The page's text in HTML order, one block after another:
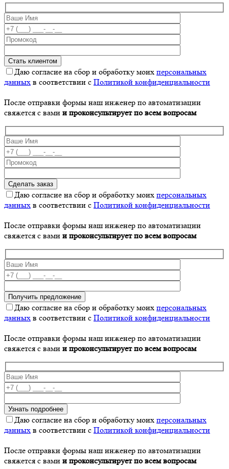
Даю согласие на сбор и обработку моих персональных
данных в соответствии с Политикой конфиденциальности
После отправки формы наш инженер по автоматизации
свяжется с вами и проконсультирует по всем вопросам
Даю согласие на сбор и обработку моих персональных
данных в соответствии с Политикой конфиденциальности
После отправки формы наш инженер по автоматизации
свяжется с вами и проконсультирует по всем вопросам
Даю согласие на сбор и обработку моих персональных
данных в соответствии с Политикой конфиденциальности
После отправки формы наш инженер по автоматизации
свяжется с вами и проконсультирует по всем вопросам
Даю согласие на сбор и обработку моих персональных
данных в соответствии с Политикой конфиденциальности
После отправки формы наш инженер по автоматизации
свяжется с вами и проконсультирует по всем вопросам